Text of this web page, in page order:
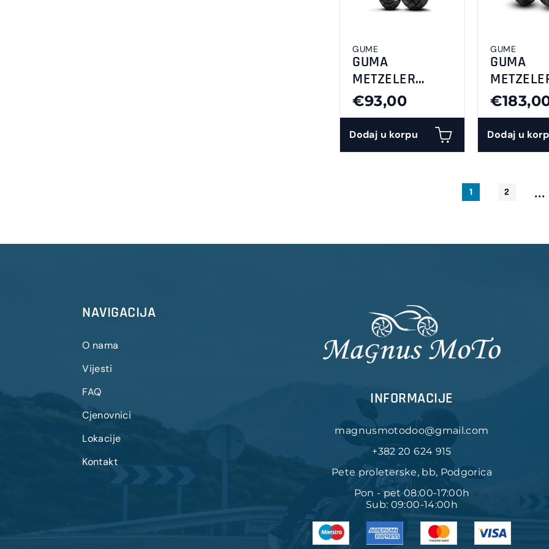
GUME
GUMA
METZELER
110/80-14M/CTL
53PDP
Tourance F
€93,00
Dodaj u korpu
GUME
GUMA
120/70-
Dodaj u
1 2 ...
NAVIGACIJA
O nama
Vijesti
FAQ
Cjenovnici
Lokacije
Kontakt
INFORMACIJE
magnusmotodoo@gmail.com
+382 20 624 915
Pete proleterske, bb, Podgorica
Pon - pet 08:00-17:00h
Sub: 09:00-14:00h